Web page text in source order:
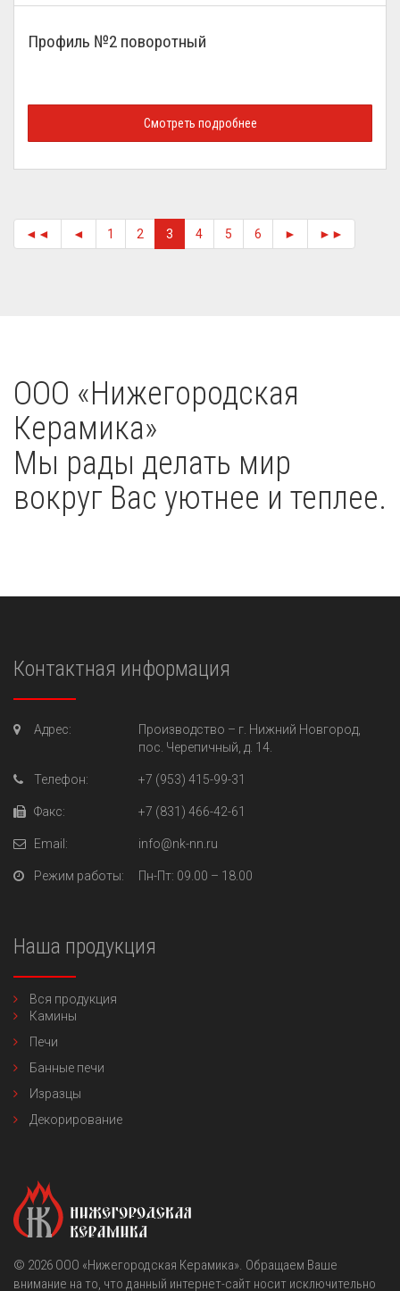
Профиль №2 поворотный
Смотреть подробнее
◄◄ ◄ 1 2 3 4 5 6 ► ►►
OOO «Нижегородская
Керамика»
Мы рады делать мир
вокруг Вас уютнее и теплее.
Контактная информация
Адрес: Производство – г. Нижний Новгород,
пос. Черепичный, д. 14.
Телефон: +7 (953) 415-99-31
Факс: +7 (831) 466-42-61
Email: info@nk-nn.ru
Режим работы: Пн-Пт: 09.00 – 18.00
Наша продукция
Вся продукция
Камины
Печи
Банные печи
Изразцы
Декорирование
© 2026 OOO «Нижегородская Керамика». Обращаем Ваше
внимание на то, что данный интернет-сайт носит исключительно